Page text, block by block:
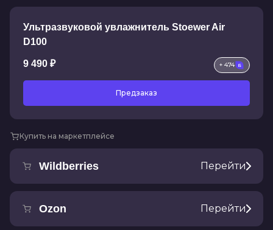
Ультразвуковой увлажнитель Stoewer Air
D100
9 490 ₽ + 474
Предзаказ
Купить на маркетплейсе
Wildberries Перейти
Ozon Перейти